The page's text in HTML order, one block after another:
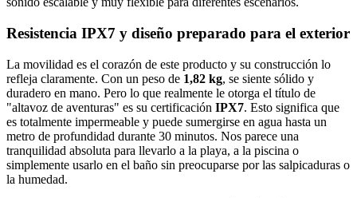
Resistencia IPX7 y diseño preparado para el exterior
La movilidad es el corazón de este producto y su construcción lo
refleja claramente. Con un peso de 1,82 kg, se siente sólido y
duradero en mano. Pero lo que realmente le otorga el título de
"altavoz de aventuras" es su certificación IPX7. Esto significa que
es totalmente impermeable y puede sumergirse en agua hasta un
metro de profundidad durante 30 minutos. Nos parece una
tranquilidad absoluta para llevarlo a la playa, a la piscina o
simplemente usarlo en el baño sin preocuparse por las salpicaduras o
la humedad.